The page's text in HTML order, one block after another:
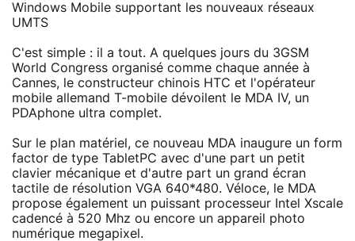
Windows Mobile supportant les nouveaux réseaux
UMTS
C'est simple : il a tout. A quelques jours du 3GSM
World Congress organisé comme chaque année à
Cannes, le constructeur chinois HTC et l'opérateur
mobile allemand T-mobile dévoilent le MDA IV, un
PDAphone ultra complet.
Sur le plan matériel, ce nouveau MDA inaugure un form
factor de type TabletPC avec d'une part un petit
clavier mécanique et d'autre part un grand écran
tactile de résolution VGA 640*480. Véloce, le MDA
propose également un puissant processeur Intel Xscale
cadencé à 520 Mhz ou encore un appareil photo
numérique megapixel.